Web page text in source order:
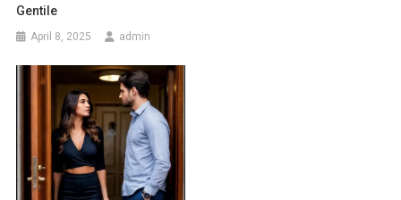
Gentile
April 8, 2025 admin